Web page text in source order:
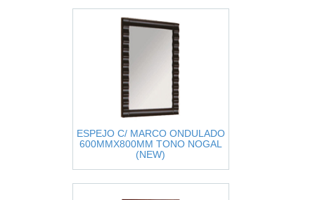
ESPEJO C/ MARCO ONDULADO
600MMX800MM TONO NOGAL
(NEW)